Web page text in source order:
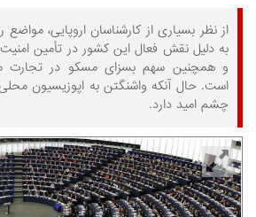
از نظر بسیاری از کارشناسان اروپایی،
به دلیل نقش فعال این کشور در تأمین
و همچنین سهم بسزای مسکو در تجارت
است. حال آنکه واشنگتن به اپوزیسیون
چشم امید دارد.